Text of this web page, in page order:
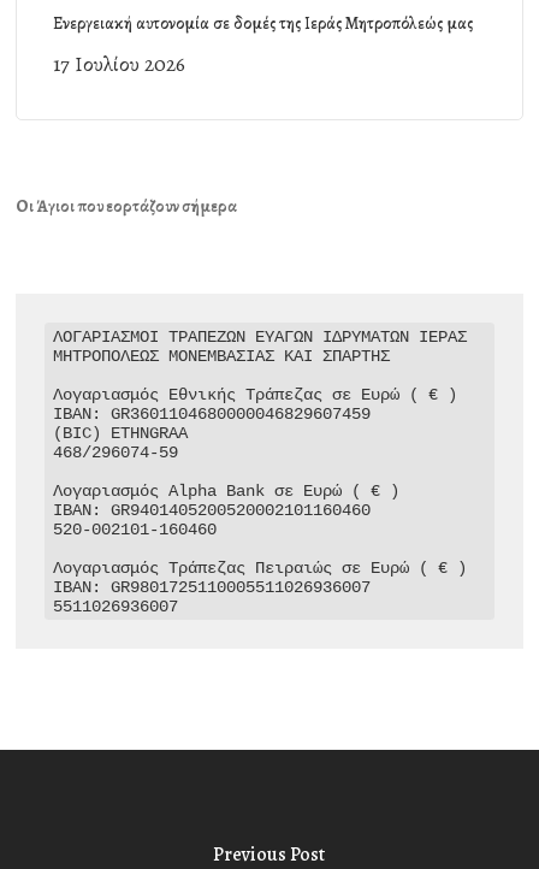
Ενεργειακή αυτονομία σε δομές της Ιεράς Μητροπόλεώς μας
17 Ιουλίου 2026
Οι Άγιοι που εορτάζουν σήμερα
ΛΟΓΑΡΙΑΣΜΟΙ ΤΡΑΠΕΖΩΝ ΕΥΑΓΩΝ ΙΔΡΥΜΑΤΩΝ ΙΕΡΑΣ
ΜΗΤΡΟΠΟΛΕΩΣ ΜΟΝΕΜΒΑΣΙΑΣ ΚΑΙ ΣΠΑΡΤΗΣ
Λογαριασμός Εθνικής Τράπεζας σε Ευρώ ( € )
IBAN: GR3601104680000046829607459
(BIC) ETHNGRAA
468/296074-59
Λογαριασμός Alpha Bank σε Ευρώ ( € )
IBAN: GR9401405200520002101160460
520-002101-160460
Λογαριασμός Τράπεζας Πειραιώς σε Ευρώ ( € )
IBAN: GR9801725110005511026936007
5511026936007
Previous Post